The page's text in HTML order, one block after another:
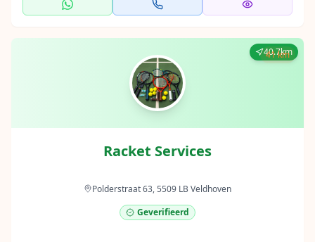
40.7km
Racket Services
Polderstraat 63, 5509 LB Veldhoven
Geverifieerd
41 km